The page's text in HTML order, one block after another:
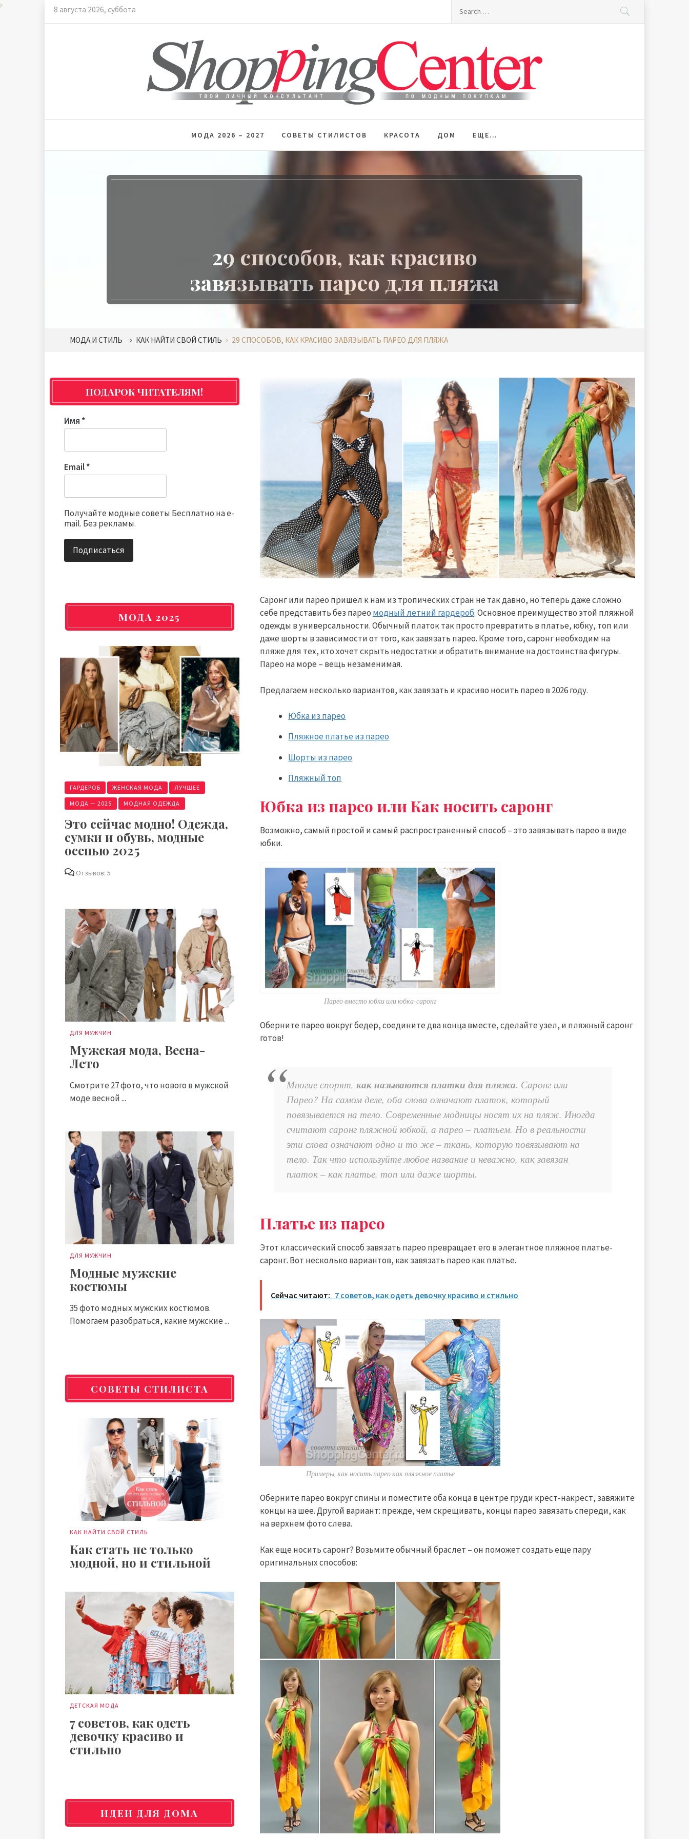
Skip
8 августа 2026, суббота
Search
Мода и стиль
МОДА 2026 – 2027 СОВЕТЫ СТИЛИСТОВ КРАСОТА ДОМ ЕЩЕ…
29 способов, как красиво
завязывать парео для пляжа
МОДА И СТИЛЬ КАК НАЙТИ СВОЙ СТИЛЬ 29 СПОСОБОВ, КАК КРАСИВО ЗАВЯЗЫВАТЬ ПАРЕО ДЛЯ ПЛЯЖА
Саронг или парео пришел к нам из тропических стран не так давно, но теперь даже сложно
себе представить без парео модный летний гардероб. Основное преимущество этой пляжной
одежды в универсальности. Обычный платок так просто превратить в платье, юбку, топ или
даже шорты в зависимости от того, как завязать парео. Кроме того, саронг необходим на
пляже для тех, кто хочет скрыть недостатки и обратить внимание на достоинства фигуры.
Парео на море – вещь незаменимая.
Предлагаем несколько вариантов, как завязать и красиво носить парео в 2026 году.
Юбка из парео
Пляжное платье из парео
Шорты из парео
Пляжный топ
Юбка из парео или Как носить саронг
Возможно, самый простой и самый распространенный способ – это завязывать парео в виде
юбки.
Парео вместо юбки или юбка-саронг
Оберните парео вокруг бедер, соедините два конца вместе, сделайте узел, и пляжный саронг
готов!
Многие спорят, как называются платки для пляжа. Саронг или
Парео? На самом деле, оба слова означают платок, который
повязывается на тело. Современные модницы носят их на пляж. Иногда
считают саронг пляжной юбкой, а парео – платьем. Но в реальности
эти слова означают одно и то же – ткань, которую повязывают на
тело. Так что используйте любое название и неважно, как завязан
платок – как платье, топ или даже шорты.
Платье из парео
Этот классический способ завязать парео превращает его в элегантное пляжное платье-
саронг. Вот несколько вариантов, как завязать парео как платье.
Сейчас читают: 7 советов, как одеть девочку красиво и стильно
Примеры, как носить парео как пляжное платье
Оберните парео вокруг спины и поместите оба конца в центре груди крест-накрест, завяжите
концы на шее. Другой вариант: прежде, чем скрещивать, концы парео завязать спереди, как
на верхнем фото слева.
Как еще носить саронг? Возьмите обычный браслет – он поможет создать еще пару
оригинальных способов:
ПОДАРОК ЧИТАТЕЛЯМ!
Имя *
Email*
Получайте модные советы Бесплатно на e-
mail. Без рекламы.
МОДА 2025
ГАРДЕРОБ ЖЕНСКАЯ МОДА ЛУЧШЕЕ
МОДА — 2025 МОДНАЯ ОДЕЖДА
Это сейчас модно! Одежда,
сумки и обувь, модные
осенью 2025
Отзывов: 5
ДЛЯ МУЖЧИН
Мужская мода, Весна-
Лето
Смотрите 27 фото, что нового в мужской
моде весной ...
ДЛЯ МУЖЧИН
Модные мужские
костюмы
35 фото модных мужских костюмов.
Помогаем разобраться, какие мужские ...
СОВЕТЫ СТИЛИСТА
КАК НАЙТИ СВОЙ СТИЛЬ
Как стать не только
модной, но и стильной
ДЕТСКАЯ МОДА
7 советов, как одеть
девочку красиво и
стильно
ИДЕИ ДЛЯ ДОМА